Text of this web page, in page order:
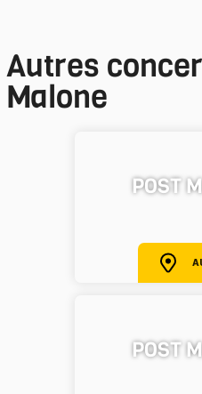
Autres
Malone
POST
POST